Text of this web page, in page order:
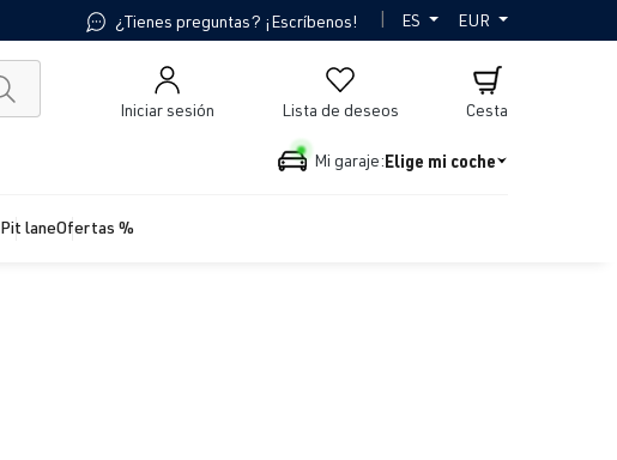
¿Tienes preguntas? ¡Escríbenos! | ES EUR
Lista de deseos
Iniciar sesión Cesta
Mi garaje:Elige mi coche
Pit laneOfertas %